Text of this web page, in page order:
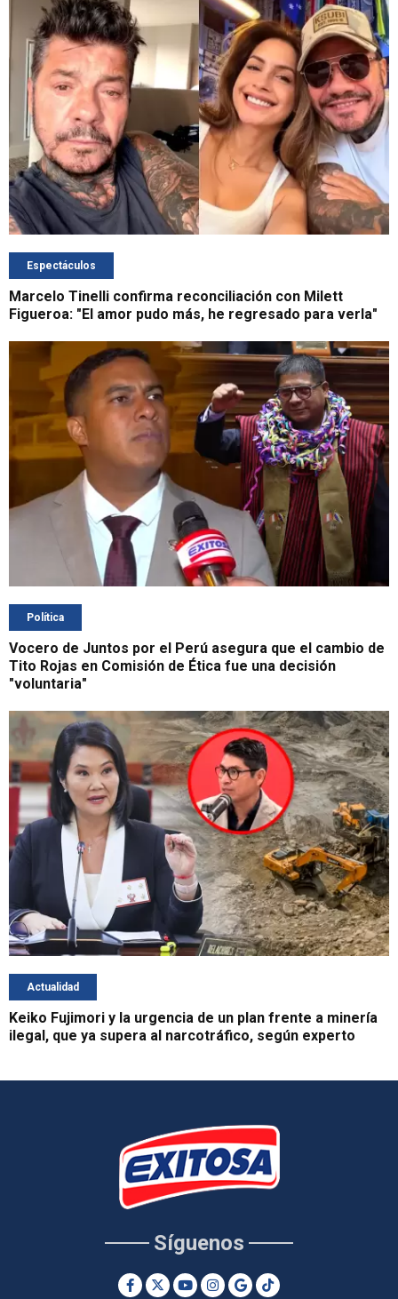
Espectáculos
Marcelo Tinelli confirma reconciliación con Milett
Figueroa: "El amor pudo más, he regresado para verla"
Política
Vocero de Juntos por el Perú asegura que el cambio de
Tito Rojas en Comisión de Ética fue una decisión
"voluntaria"
Actualidad
Keiko Fujimori y la urgencia de un plan frente a minería
ilegal, que ya supera al narcotráfico, según experto
Síguenos